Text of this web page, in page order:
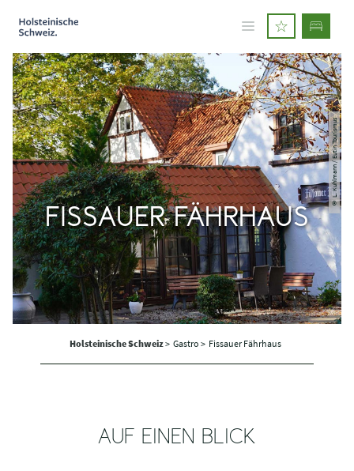
© L. Kuhlmann / Eutin Tourismus
FISSAUER FÄHRHAUS
Holsteinische Schweiz> Gastro > Fissauer Fährhaus
AUF EINEN BLICK